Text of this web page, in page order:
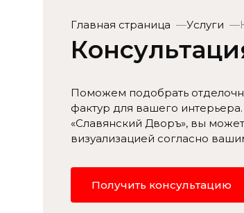
Сухие смеси
Главная страница Услуги
Поможем подобрать
фактур для вашего
«Славянский Дворъ», вы
визуализацией согласно
Получить консультацию